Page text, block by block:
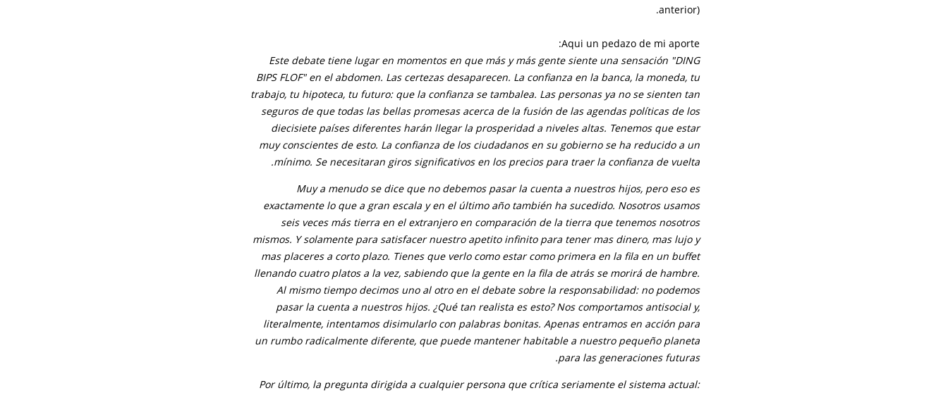
anterior).
Aqui un pedazo de mi aporte:
Este debate tiene lugar en momentos en que más y más gente siente una sensación "DING
BIPS FLOF" en el abdomen. Las certezas desaparecen. La confianza en la banca, la moneda, tu
trabajo, tu hipoteca, tu futuro: que la confianza se tambalea. Las personas ya no se sienten tan
seguros de que todas las bellas promesas acerca de la fusión de las agendas políticas de los
diecisiete países diferentes harán llegar la prosperidad a niveles altas. Tenemos que estar
muy conscientes de esto. La confianza de los ciudadanos en su gobierno se ha reducido a un
mínimo. Se necesitaran giros significativos en los precios para traer la confianza de vuelta.
Muy a menudo se dice que no debemos pasar la cuenta a nuestros hijos, pero eso es
exactamente lo que a gran escala y en el último año también ha sucedido. Nosotros usamos
seis veces más tierra en el extranjero en comparación de la tierra que tenemos nosotros
mismos. Y solamente para satisfacer nuestro apetito infinito para tener mas dinero, mas lujo y
mas placeres a corto plazo. Tienes que verlo como estar como primera en la fila en un buffet
llenando cuatro platos a la vez, sabiendo que la gente en la fila de atrás se morirá de hambre.
Al mismo tiempo decimos uno al otro en el debate sobre la responsabilidad: no podemos
pasar la cuenta a nuestros hijos. ¿Qué tan realista es esto? Nos comportamos antisocial y,
literalmente, intentamos disimularlo con palabras bonitas. Apenas entramos en acción para
un rumbo radicalmente diferente, que puede mantener habitable a nuestro pequeño planeta
para las generaciones futuras.
Por último, la pregunta dirigida a cualquier persona que crítica seriamente el sistema actual: